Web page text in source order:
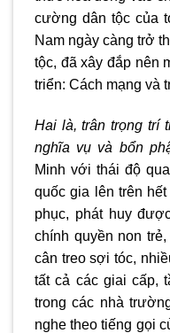
cường dân tộc của
Nam ngày càng trở
tộc, đã xây đắp nên
triển: Cách mạng và
Hai là, trân trọng trí
nghĩa vụ và bổn
Minh với thái độ
quốc gia lên trên
phục, phát huy
chính quyền non
cân treo sợi tóc,
tất cả các giai cấp,
trong các nhà
nghe theo tiếng gọi